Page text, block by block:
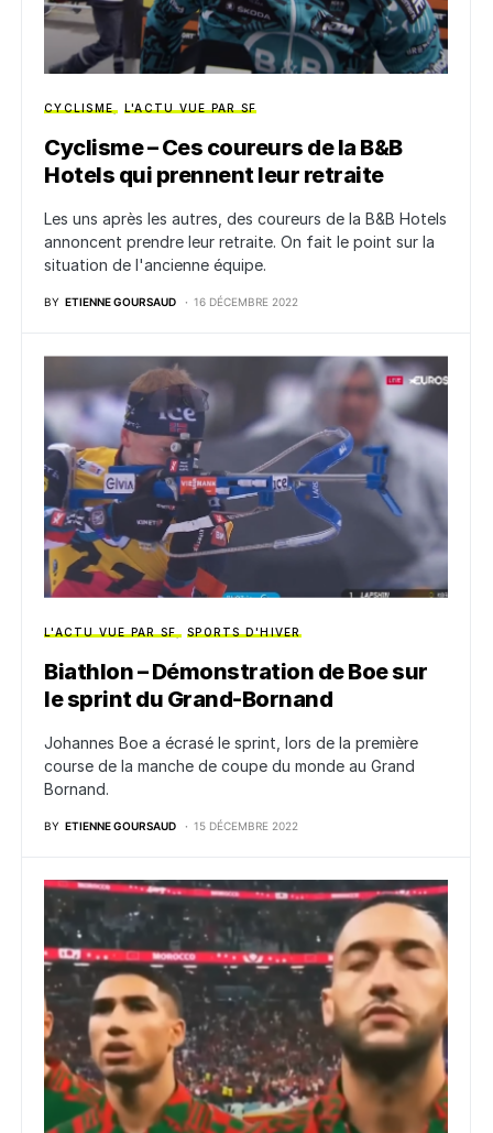
CYCLISME L'ACTU VUE PAR SF
Cyclisme – Ces coureurs de la B&B
Hotels qui prennent leur retraite
Les uns après les autres, des coureurs de la B&B Hotels
annoncent prendre leur retraite. On fait le point sur la
situation de l'ancienne équipe.
BY ETIENNE GOURSAUD 16 DÉCEMBRE 2022
L'ACTU VUE PAR SF SPORTS D'HIVER
Biathlon – Démonstration de Boe sur
le sprint du Grand-Bornand
Johannes Boe a écrasé le sprint, lors de la première
course de la manche de coupe du monde au Grand
Bornand.
BY ETIENNE GOURSAUD 15 DÉCEMBRE 2022